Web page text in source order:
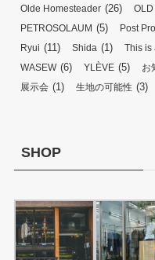
Olde Homesteader (26) OLD
PETROSOLAUM (5) Post
Ryui (11) Shida (1) This is
WASEW(6) YLÈVE (5) お
展示会 (1) 生地の可能性 (3)
SHOP